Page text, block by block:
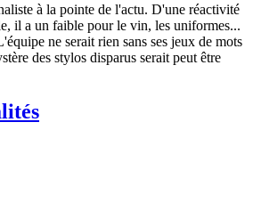
à la pointe de l'actu. D'une réactivité
il a un faible pour le vin, les uniformes...
ne serait rien sans ses jeux de mots
des stylos disparus serait peut être